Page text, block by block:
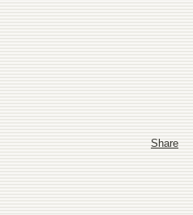
Share